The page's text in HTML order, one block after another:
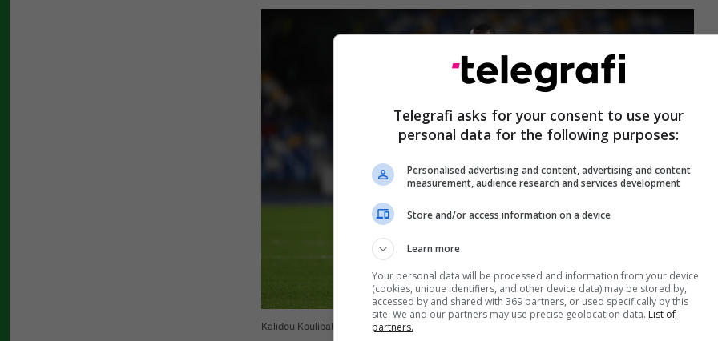
Kalidou Koulibaly . (Photo by Francesco Pecoraro/Getty Images)
Telegrafi asks for your consent to use your
personal data for the following purposes:
Personalised advertising and content, advertising and content
measurement, audience research and services development
Store and/or access information on a device
Learn more
Your personal data will be processed and information from your device
(cookies, unique identifiers, and other device data) may be stored by,
accessed by and shared with 369 partners, or used specifically by this
site. We and our partners may use precise geolocation data. List of
partners.